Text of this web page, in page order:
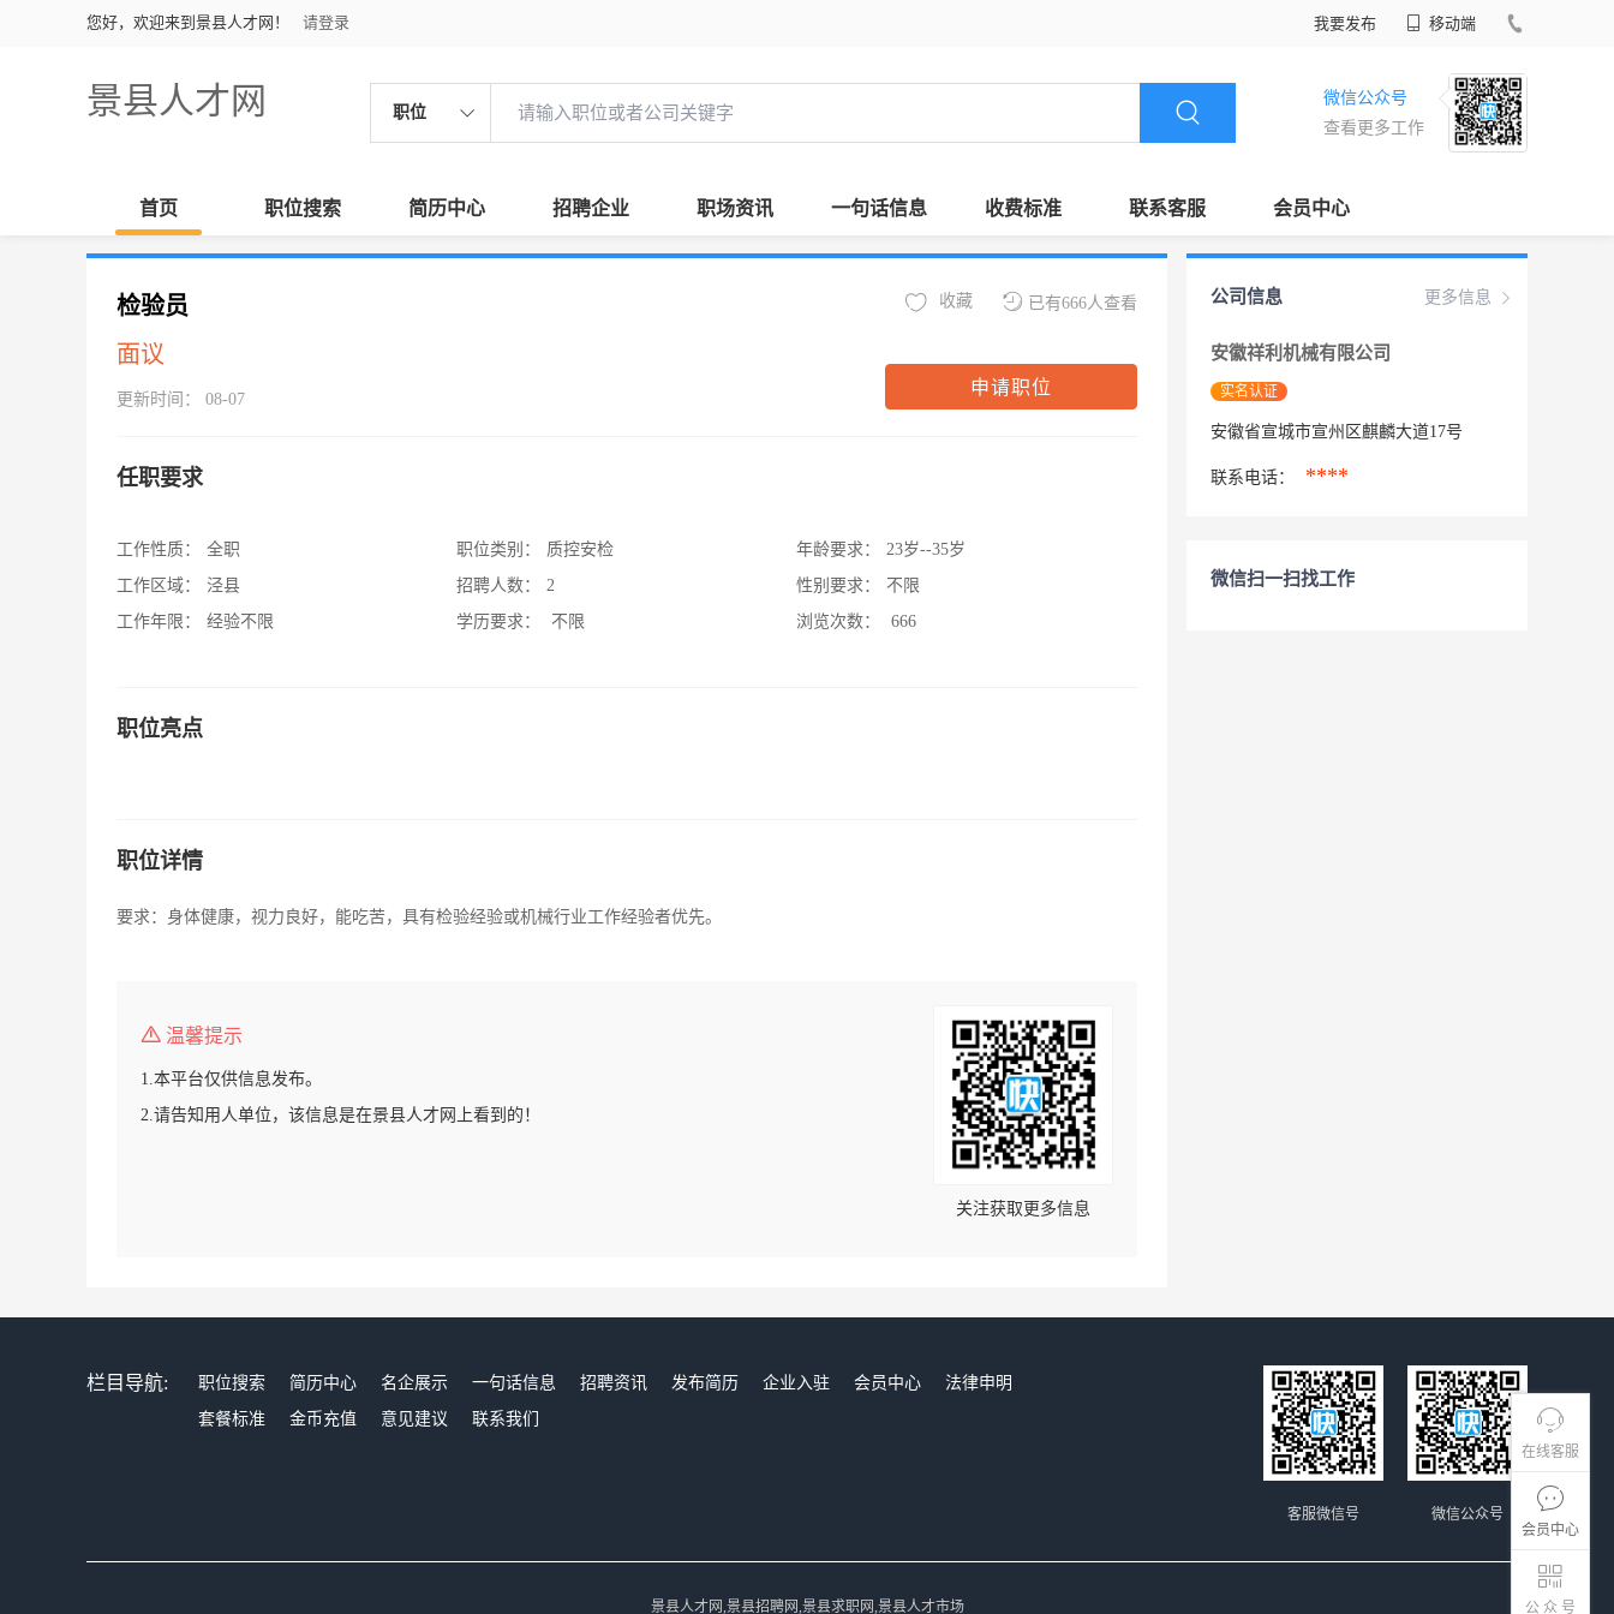
您好，欢迎来到景县人才网！ 请登录 我要发布 移动端
景县人才网 职位
微信公众号
查看更多工作
首页 职位搜索 简历中心 招聘企业 职场资讯 一句话信息 收费标准 联系客服 会员中心
在线客服
会员中心
公 众 号
检验员
面议
更新时间： 08-07
已有666人查看
收藏
申请职位
任职要求
工作性质：
全职
工作区域：
泾县
工作年限：
经验不限
职位类别：
质控安检
招聘人数：
2
学历要求：
不限
年龄要求：
23岁--35岁
性别要求：
不限
浏览次数：
666
职位亮点
职位详情
要求：身体健康，视力良好，能吃苦，具有检验经验或机械行业工作经验者优先。
温馨提示
1.本平台仅供信息发布。
2.请告知用人单位，该信息是在景县人才网上看到的！
关注获取更多信息
更多信息
公司信息
安徽祥利机械有限公司
实名认证
安徽省宣城市宣州区麒麟大道17号
联系电话： ****
微信扫一扫找工作
栏目导航: 职位搜索 简历中心 名企展示 一句话信息 招聘资讯 发布简历 企业入驻 会员中心
法律申明
套餐标准
金币充值 意见建议 联系我们
微信公众号
客服微信号
景县人才网,景县招聘网,景县求职网,景县人才市场